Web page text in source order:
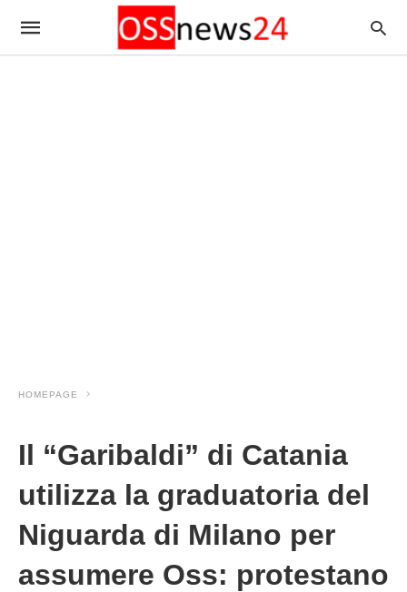
HOMEPAGE
Il “Garibaldi” di Catania
utilizza la graduatoria del
Niguarda di Milano per
assumere Oss: protestano